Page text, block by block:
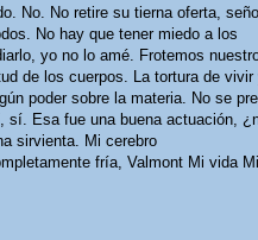
No. No retire su tierna oferta,
No hay que tener miedo a los
yo no lo amé. Frotemos
de los cuerpos. La tortura de vivir
poder sobre la materia. No se
Esa fue una buena actuación,
sirvienta. Mi cerebro
fría, Valmont Mi vida